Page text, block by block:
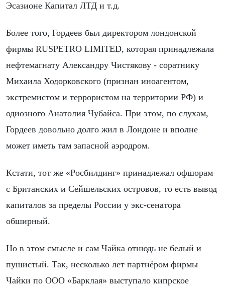
Эсазионе Капитал ЛТД и т.д.
Более того, Гордеев был директором лондонской
фирмы RUSPETRO LIMITED, которая принадлежала
нефтемагнату Александру Чистякову - соратнику
Михаила Ходорковского (признан иноагентом,
экстремистом и террористом на территории РФ) и
одиозного Анатолия Чубайса. При этом, по слухам,
Гордеев довольно долго жил в Лондоне и вполне
может иметь там запасной аэродром.
Кстати, тот же «Росбилдинг» принадлежал офшорам
с Британских и Сейшельских островов, то есть вывод
капиталов за пределы России у экс-сенатора
обширный.
Но в этом смысле и сам Чайка отнюдь не белый и
пушистый. Так, несколько лет партнёром фирмы
Чайки по ООО «Барклая» выступало кипрское